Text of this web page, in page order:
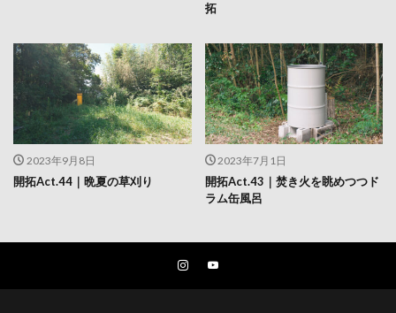
拓
2023年9月8日
開拓Act.44｜晩夏の草刈り
2023年7月1日
開拓Act.43｜焚き火を眺めつつド
ラム缶風呂